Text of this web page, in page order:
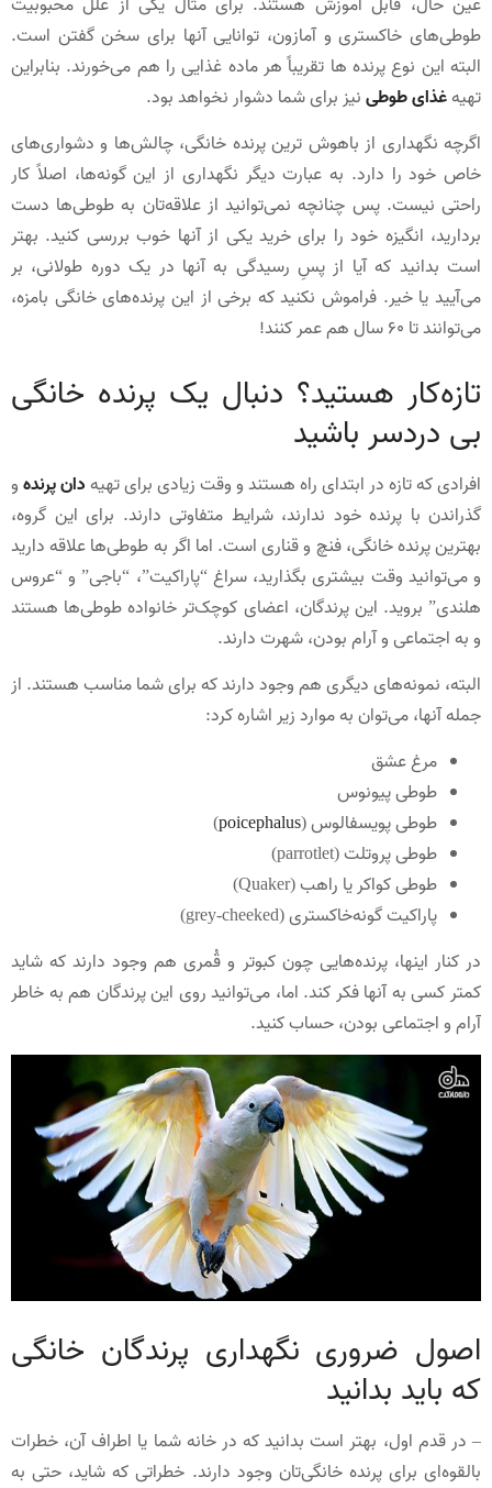
طوطی‌های خاکستری و آمازون، توانایی آنها برای سخن گفتن است.
البته این نوع پرنده ها تقریباً هر ماده غذایی را هم می‌خورند. بنابراین
تهیهغذای طوطینیز برای شما دشوار نخواهد بود.
اگرچه نگهداری از باهوش ترین پرنده خانگی، چالش‌ها و دشواری‌های
خاص خود را دارد. به عبارت دیگر نگهداری از این گونه‌ها، اصلاً کار
راحتی نیست. پس چنانچه نمی‌توانید از علاقه‌تان به طوطی‌ها دست
بردارید، انگیزه خود را برای خرید یکی از آنها خوب بررسی کنید. بهتر
است بدانید که آیا از پسِ رسیدگی به آنها در یک دوره طولانی، بر
می‌آیید یا خیر. فراموش نکنید که برخی از این پرنده‌های خانگی بامزه،
می‌توانند تا 60 سال هم عمر کنند!
تازه‌کار هستید؟ دنبال یک پرنده خانگی
بی دردسر باشید
افرادی که تازه در ابتدای راه هستند و وقت زیادی برای تهیهدان پرندهو
گذراندن با پرنده خود ندارند، شرایط متفاوتی دارند. برای این گروه،
بهترین پرنده خانگی، فنچ و قناری است. اما اگر به طوطی‌ها علاقه دارید
و می‌توانید وقت بیشتری بگذارید، سراغ “پاراکیت”، “باجی” و “عروس
هلندی” بروید. این پرندگان، اعضای کوچک‌تر خانواده طوطی‌ها هستند
و به اجتماعی و آرام بودن، شهرت دارند.
البته، نمونه‌های دیگری هم وجود دارند که برای شما مناسب هستند. از
جمله آنها، می‌توان به موارد زیر اشاره کرد:
مرغ عشق
طوطی پیونوس
طوطی پویسفالوس (poicephalus
)
طوطی پروتلت (parrotlet)
طوطی کواکر یا راهب (Quaker)
پاراکیت گونه‌خاکستری (grey-cheeked)
در کنار اینها، پرنده‌هایی چون کبوتر و قُمری هم وجود دارند که شاید
کمتر کسی به آنها فکر کند. اما، می‌توانید روی این پرندگان هم به خاطر
آرام و اجتماعی بودن، حساب کنید.
اصول ضروری نگهداری پرندگان خانگی
که باید بدانید
– در قدم اول، بهتر است بدانید که در خانه شما یا اطراف آن، خطرات
بالقوه‌ای برای پرنده خانگی‌تان وجود دارند. خطراتی که شاید، حتی به